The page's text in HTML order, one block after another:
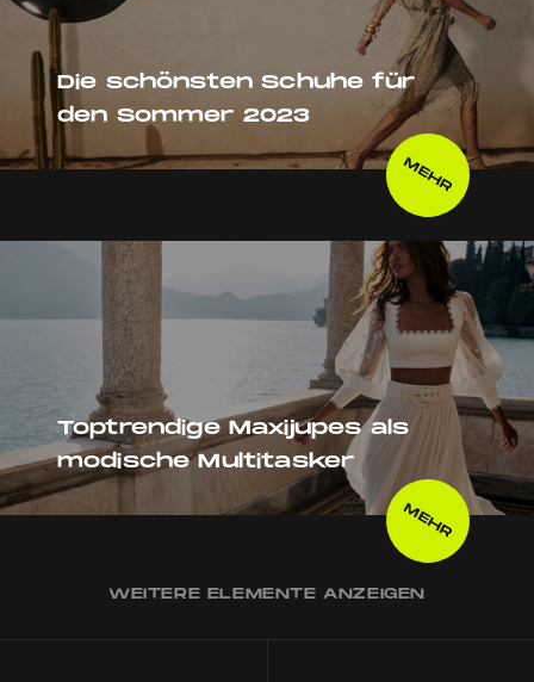
Die schönsten Schuhe für
den Sommer 2023
MEHR
Toptrendige Maxijupes als
modische Multitasker
MEHR
WEITERE ELEMENTE ANZEIGEN